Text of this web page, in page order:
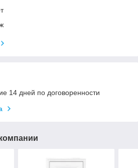
14 дней по договоренности